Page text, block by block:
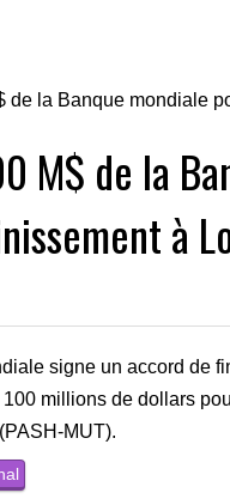
M$ de la
à
signe un accord de
millions de dollars
MUT).